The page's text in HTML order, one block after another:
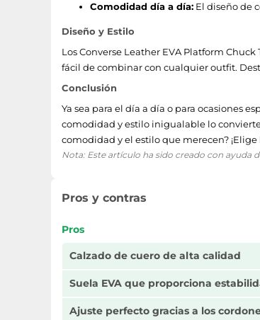
Comodidad día a día: El diseño de
Diseño y Estilo
Los Converse Leather EVA Platform
fácil de combinar con cualquier outfit.
Conclusión
Ya sea para el día a día o para ocasiones
comodidad y estilo inigualable lo
comodidad y el estilo que merecen?
Nota: Este artículo ha sido creado con ayuda
Pros y contras
Pros
Calzado de cuero de alta calidad
Suela EVA que proporciona
Ajuste perfecto gracias a los